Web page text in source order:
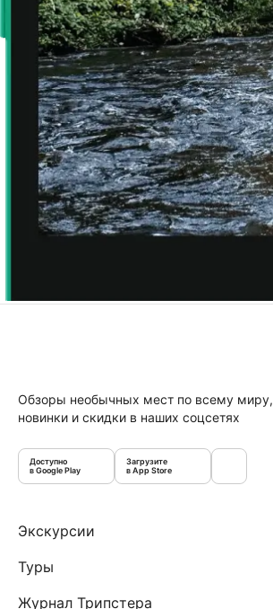
Обзоры необычных мест по всему миру,
новинки и скидки в наших соцсетях
Доступно
в Google Play
Загрузите
в App Store
Экскурсии
Туры
Журнал Трипстера